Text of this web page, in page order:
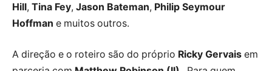
Hill, Tina Fey, Jason Bateman, Philip Seymour
Hoffman e muitos outros.
A direção e o roteiro são do próprio Ricky Gervais em